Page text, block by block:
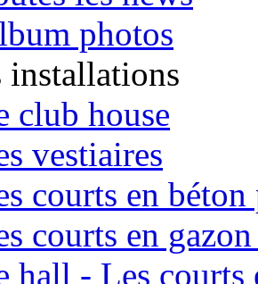
photos
installations
club house
vestiaires
courts en
courts en
hall - Les courts